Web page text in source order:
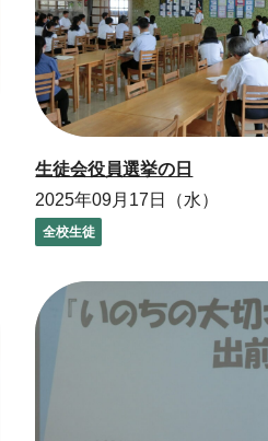
生徒会役員選挙の日
2025年09月17日（水）
全校生徒